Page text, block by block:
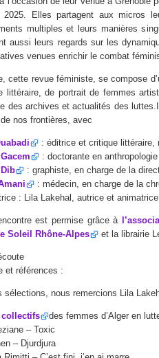
Elles partagent aux micros
multiples et leurs manières
aussi leurs regards sur les
venues enrichir le combat
cette revue féministe, se compose
littéraire, de portrait de femmes
des archives et actualités des
nos frontières, avec
: éditrice et critique littéraire,
: doctorante en
: graphiste, en charge de la
: médecin, en charge de la
: Lila Lakehal, autrice et animatrice
est permise grâce à
Soleil Rhône-Alpes
et la librairie
et références :
sélections, nous remercions Lila
collectifs
des femmes d’Alger en
– Toxic
– Djurdjura